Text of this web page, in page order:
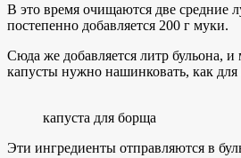
В это время очищаются две средние
постепенно добавляется 200 г муки.
Сюда же добавляется литр бульона,
капусты нужно нашинковать, как
капуста для борща
Эти ингредиенты отправляются в